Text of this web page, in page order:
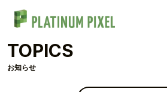
TOPICS
お知らせ